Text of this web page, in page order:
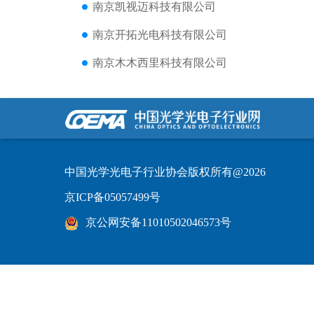
南京凯视迈科技有限公司
南京开拓光电科技有限公司
南京木木西里科技有限公司
中国光学光电子行业协会版权所有@2026
京ICP备05057499号
京公网安备11010502046573号